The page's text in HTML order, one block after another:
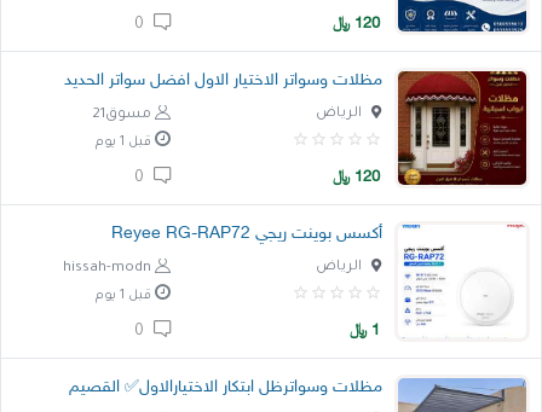
120 ﷼
مظلات وسواتر الاختيار الاول افضل سواتر الحديد
مسوق21 الرياض
قبل 1 يوم
120 ﷼
أكسس بوينت ريجي Reyee RG-RAP72
الرياض
قبل 1 يوم
1 ﷼
مظلات وسواترظل ابتكار الاختيارالاول✅ القصيم